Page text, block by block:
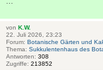
von K.W.
22. Juli 2026, 23:23
Forum: Botanische Gärten und
Thema: Sukkulentenhaus des
Antworten: 308
Zugriffe: 213852